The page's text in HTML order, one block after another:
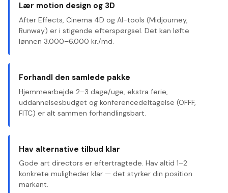
Lær motion design og 3D
After Effects, Cinema 4D og AI-tools (Midjourney,
Runway) er i stigende efterspørgsel. Det kan løfte
lønnen 3.000–6.000 kr./md.
Forhandl den samlede pakke
Hjemmearbejde 2–3 dage/uge, ekstra ferie,
uddannelsesbudget og konferencedeltagelse (OFFF,
FITC) er alt sammen forhandlingsbart.
Hav alternative tilbud klar
Gode art directors er eftertragtede. Hav altid 1–2
konkrete muligheder klar — det styrker din position
markant.